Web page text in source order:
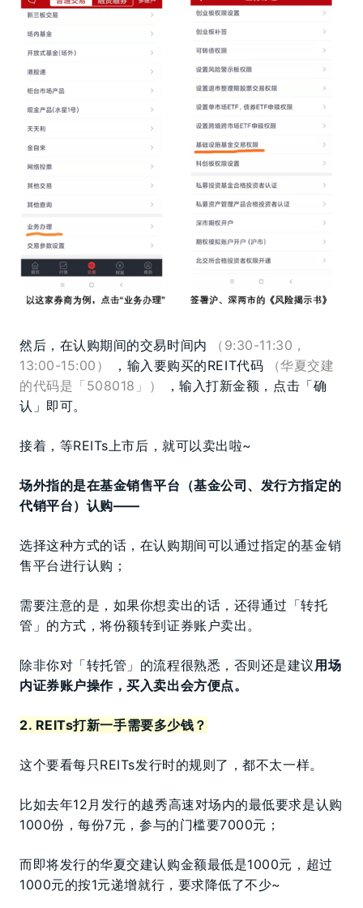
然后，在认购期间的交易时间内
（9:30-11:30，
13:00-15:00）
，输入要购买的REIT代码
（华夏交建
的代码是「508018」）
，输入打新金额，点击「确
认」即可。
接着，等REITs上市后，就可以卖出啦~
场外指的是在基金销售平台（基金公司、发行方指定的
代销平台）认购——
选择这种方式的话，在认购期间可以通过指定的基金销
售平台进行认购；
需要注意的是，如果你想卖出的话，还得通过「转托
管」的方式，将份额转到证券账户卖出。
除非你对「转托管」的流程很熟悉，否则还是建议 用场
内证券账户操作，买入卖出会方便点。
2. REITs打新一手需要多少钱？
这个要看每只REITs发行时的规则了，都不太一样。
比如去年12月发行的越秀高速对场内的最低要求是认购
1000份，每份7元，参与的门槛要7000元；
而即将发行的华夏交建认购金额最低是1000元，超过
1000元的按1元递增就行，要求降低了不少~